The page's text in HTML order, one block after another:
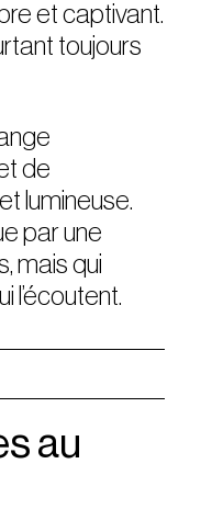
et captivant.
toujours
de
lumineuse.
par une
mais qui
l’écoutent.
au